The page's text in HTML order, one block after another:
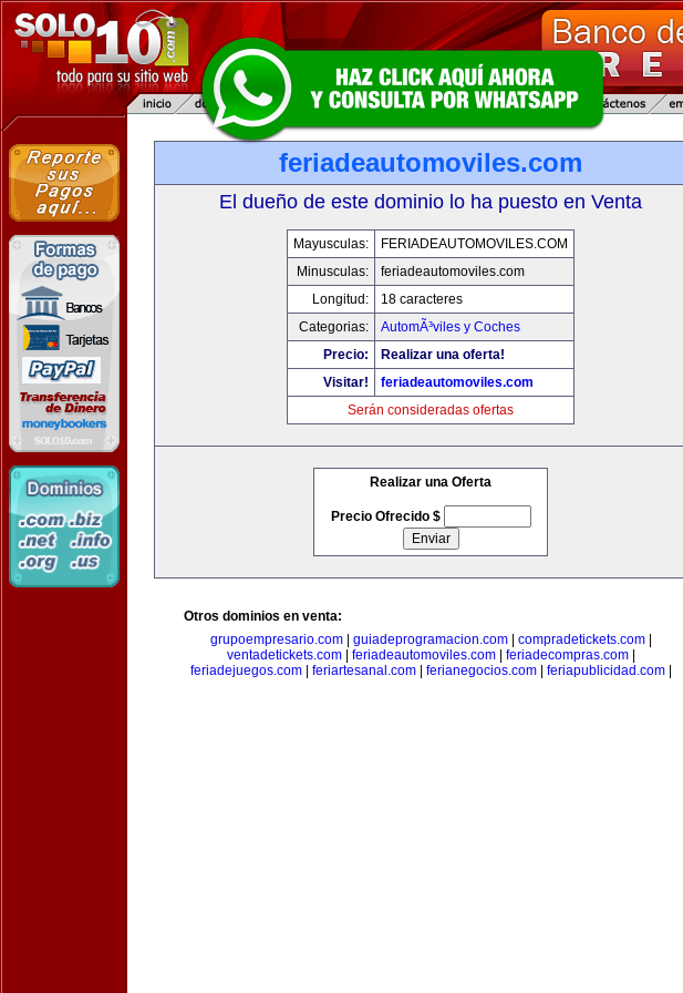
feriadeautomoviles.com
El dueño de este dominio lo ha puesto en Venta
Mayusculas:
FERIADEAUTOMOVILES.COM
Minusculas:
feriadeautomoviles.com
Longitud:
18 caracteres
Categorias:
AutomÃ³viles y Coches
Precio:
Realizar una oferta!
Visitar!
feriadeautomoviles.com
Serán consideradas ofertas
Realizar una Oferta
Precio Ofrecido $
Otros dominios en venta:
grupoempresario.com| guiadeprogramacion.com| compradetickets.com|
ventadetickets.com| feriadeautomoviles.com| feriadecompras.com|
feriadejuegos.com| feriartesanal.com| ferianegocios.com| feriapublicidad.com|